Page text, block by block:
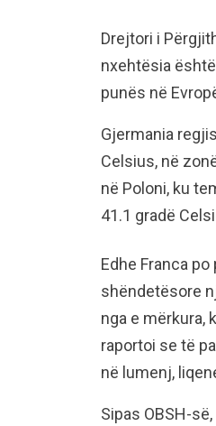
Drejtori i
nxehtësia
punës në
Gjermania
Celsius, në
në Poloni, ku
41.1 gradë
Edhe Franca
shëndetësore
nga e mërkura,
raportoi se të
në lumenj,
Sipas OBSH-